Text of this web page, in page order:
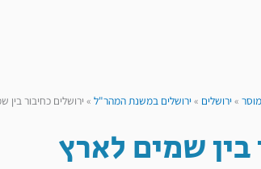
»ירושלים »ירושלים במשנת המהר"ל » ירושלים כחיבור בין
בין שמים לארץ